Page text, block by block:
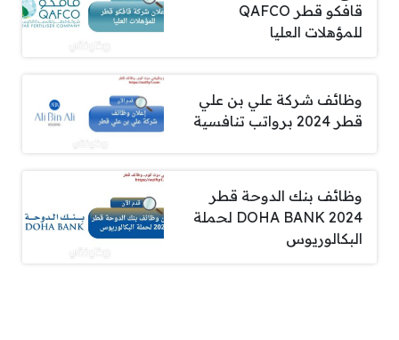
قافكو قطر QAFCO
للمؤهلات العليا
وظائف شركة علي بن علي
قطر 2024 برواتب تنافسية
وظائف بنك الدوحة قطر
DOHA BANK 2024 لحملة
البكالوريوس